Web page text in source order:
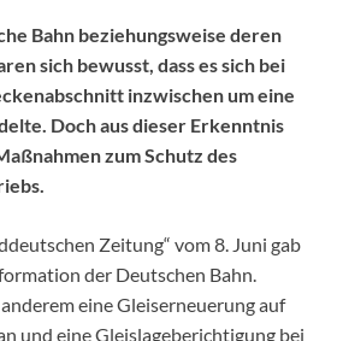
Bahn beziehungsweise deren
sich bewusst, dass es sich bei
inzwischen um eine
Doch aus dieser Erkenntnis
zum Schutz des
Zeitung“ vom 8. Juni gab
der Deutschen Bahn.
eine Gleiserneuerung auf
und eine Gleislageberichtigung bei